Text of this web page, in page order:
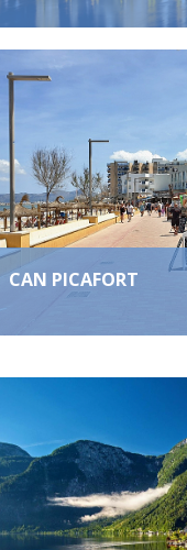
CAN PICAFORT